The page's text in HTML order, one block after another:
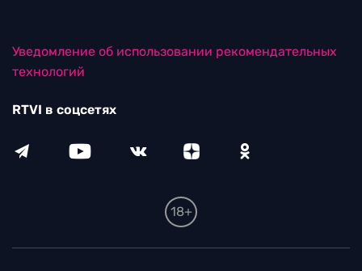
Уведомление об использовании рекомендательных
технологий
RTVI в соцсетях
18+